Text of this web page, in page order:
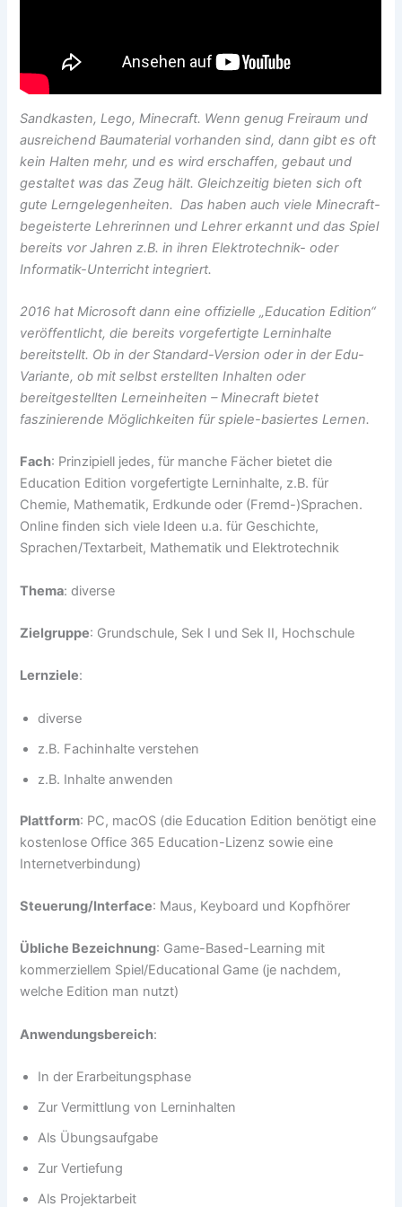
Sandkasten, Lego, Minecraft. Wenn genug Freiraum und
ausreichend Baumaterial vorhanden sind, dann gibt es oft
kein Halten mehr, und es wird erschaffen, gebaut und
gestaltet was das Zeug hält. Gleichzeitig bieten sich oft
gute Lerngelegenheiten. Das haben auch viele Minecraft-
begeisterte Lehrerinnen und Lehrer erkannt und das Spiel
bereits vor Jahren z.B. in ihren Elektrotechnik- oder
Informatik-Unterricht integriert.
2016 hat Microsoft dann eine offizielle „Education Edition“
veröffentlicht, die bereits vorgefertigte Lerninhalte
bereitstellt. Ob in der Standard-Version oder in der Edu-
Variante, ob mit selbst erstellten Inhalten oder
bereitgestellten Lerneinheiten – Minecraft bietet
faszinierende Möglichkeiten für spiele-basiertes Lernen.
Fach: Prinzipiell jedes, für manche Fächer bietet die
Education Edition vorgefertigte Lerninhalte, z.B. für
Chemie, Mathematik, Erdkunde oder (Fremd-)Sprachen.
Online finden sich viele Ideen u.a. für Geschichte,
Sprachen/Textarbeit, Mathematik und Elektrotechnik
Thema: diverse
Zielgruppe: Grundschule, Sek I und Sek II, Hochschule
Lernziele:
diverse
z.B. Fachinhalte verstehen
z.B. Inhalte anwenden
Plattform: PC, macOS (die Education Edition benötigt eine
kostenlose Office 365 Education-Lizenz sowie eine
Internetverbindung)
Steuerung/Interface: Maus, Keyboard und Kopfhörer
Übliche Bezeichnung: Game-Based-Learning mit
kommerziellem Spiel/Educational Game (je nachdem,
welche Edition man nutzt)
Anwendungsbereich:
In der Erarbeitungsphase
Zur Vermittlung von Lerninhalten
Als Übungsaufgabe
Zur Vertiefung
Als Projektarbeit